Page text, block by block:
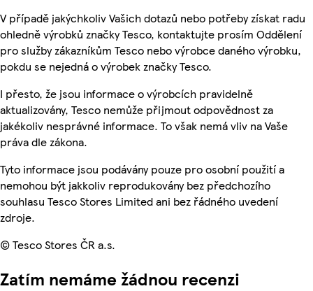
V případě jakýchkoliv Vašich dotazů nebo potřeby získat radu
ohledně výrobků značky Tesco, kontaktujte prosím Oddělení
pro služby zákazníkům Tesco nebo výrobce daného výrobku,
pokdu se nejedná o výrobek značky Tesco.
I přesto, že jsou informace o výrobcích pravidelně
aktualizovány, Tesco nemůže přijmout odpovědnost za
jakékoliv nesprávné informace. To však nemá vliv na Vaše
práva dle zákona.
Tyto informace jsou podávány pouze pro osobní použití a
nemohou být jakkoliv reprodukovány bez předchozího
souhlasu Tesco Stores Limited ani bez řádného uvedení
zdroje.
© Tesco Stores ČR a.s.
Zatím nemáme žádnou recenzi